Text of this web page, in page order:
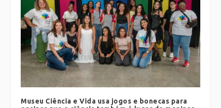
Museu Ciência e Vida usa jogos e bonecas para